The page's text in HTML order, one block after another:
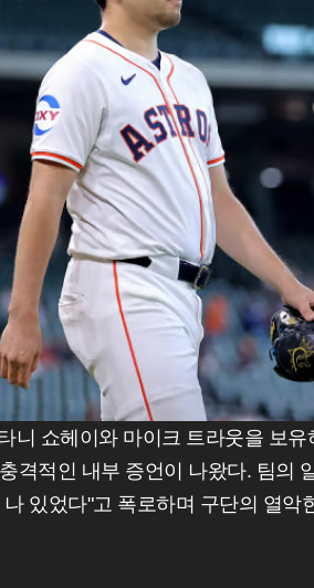
니 쇼헤이와 마이크 트라웃을 보유
격적인 내부 증언이 나왔다. 팀의
있었다"고 폭로하며 구단의 열악